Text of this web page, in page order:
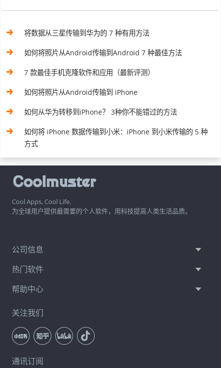
将数据从三星传输到华为的 7 种有用方法
如何将照片从Android传输到Android 7 种最佳方法
7 款最佳手机克隆软件和应用（最新评测）
如何将照片从Android传输到 iPhone
如何从华为转移到iPhone？ 3种你不能错过的方法
如何将 iPhone 数据传输到小米：iPhone 到小米传输的 5 种
方式
Cool Apps, Cool Life.
为全球用户提供最需要的个人软件，用科技提高人类生活品质。
公司信息
热门软件
帮助中心
关注我们
通讯订阅